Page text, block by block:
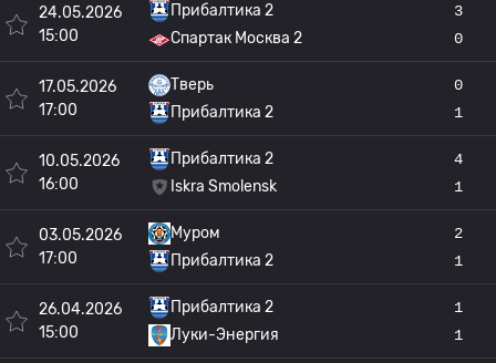
24.05.2026
15:00
Прибалтика 2
Спартак Москва 2
3
0
17.05.2026
17:00
Тверь
Прибалтика 2
0
1
10.05.2026
16:00
Прибалтика 2
Iskra Smolensk
4
1
03.05.2026
17:00
Муром
Прибалтика 2
2
1
26.04.2026
15:00
Прибалтика 2
Луки-Энергия
1
1